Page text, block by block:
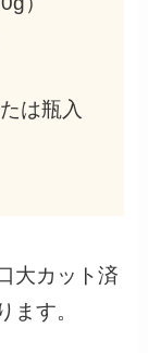
は瓶入
大カット済
ます。